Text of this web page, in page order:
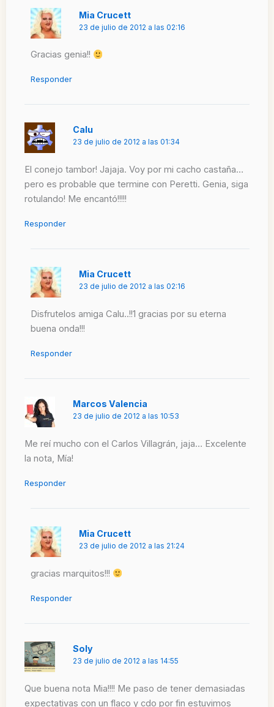
Mia Crucett
23 de julio de 2012 a las 02:16
Gracias genia!!
Responder
Calu
23 de julio de 2012 a las 01:34
El conejo tambor! Jajaja. Voy por mi cacho castaña…
pero es probable que termine con Peretti. Genia, siga
rotulando! Me encantó!!!!!
Responder
Mia Crucett
23 de julio de 2012 a las 02:16
Disfrutelos amiga Calu..!!1 gracias por su eterna
buena onda!!!
Responder
Marcos Valencia
23 de julio de 2012 a las 10:53
Me reí mucho con el Carlos Villagrán, jaja… Excelente
la nota, Mía!
Responder
Mia Crucett
23 de julio de 2012 a las 21:24
gracias marquitos!!!
Responder
Soly
23 de julio de 2012 a las 14:55
Que buena nota Mia!!!! Me paso de tener demasiadas
expectativas con un flaco y cdo por fin estuvimos